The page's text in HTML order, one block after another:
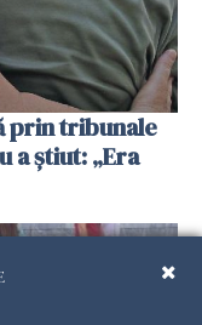
prin tribunale
a știut: „Era